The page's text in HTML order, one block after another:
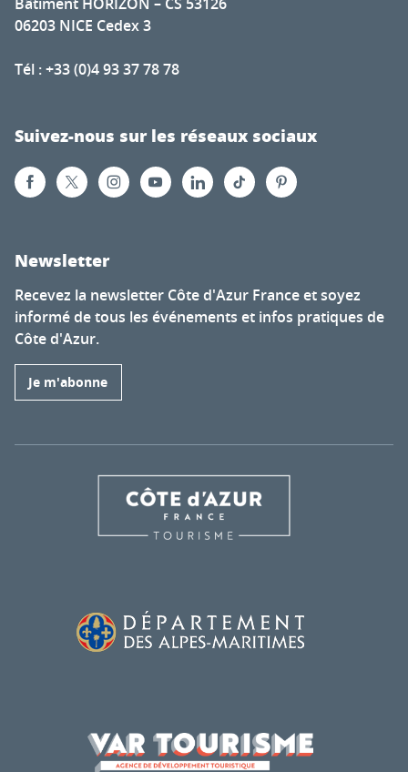
06203 NICE Cedex 3
Tél : +33 (0)4 93 37 78 78
Suivez-nous sur les réseaux sociaux
Newsletter
Recevez la newsletter Côte d'Azur France et soyez
informé de tous les événements et infos pratiques de
Côte d'Azur.
Je m'abonne